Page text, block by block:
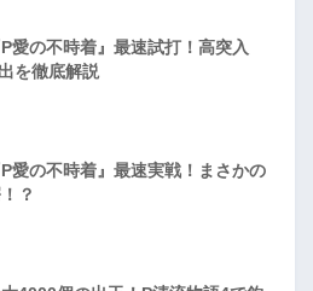
P愛の不時着』最速試打！高突入
を徹底解説
P愛の不時着』最速実戦！まさかの
？